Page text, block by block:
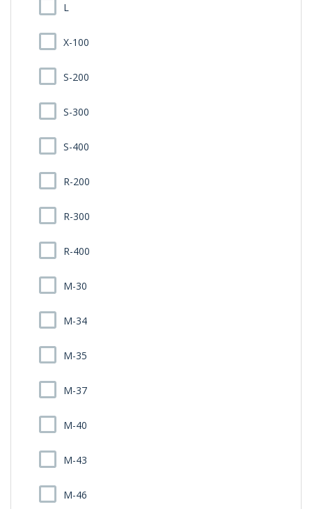
L
X-100
S-200
S-300
S-400
R-200
R-300
R-400
M-30
M-34
M-35
M-37
M-40
M-43
M-46